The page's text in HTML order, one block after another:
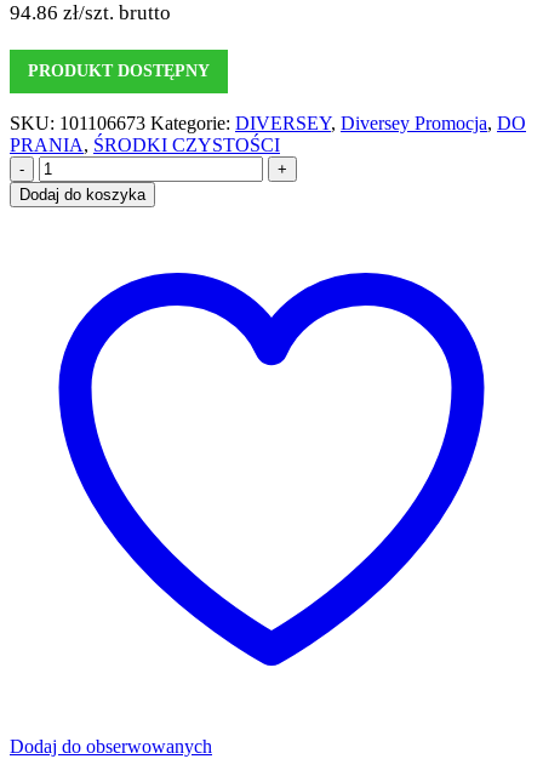
94.86 zł/szt. brutto
PRODUKT DOSTĘPNY
SKU: 101106673 Kategorie: DIVERSEY, Diversey Promocja, DO
PRANIA, ŚRODKI CZYSTOŚCI
-
+
Dodaj do koszyka
Dodaj do obserwowanych